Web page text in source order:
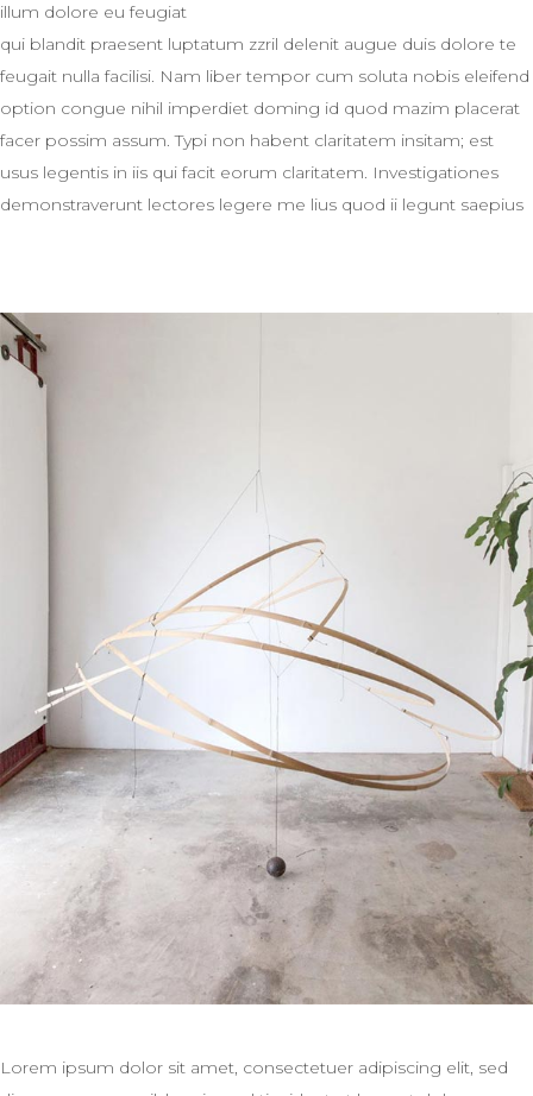
illum dolore eu feugiat
qui blandit praesent luptatum zzril delenit augue duis dolore te
feugait nulla facilisi. Nam liber tempor cum soluta nobis eleifend
option congue nihil imperdiet doming id quod mazim placerat
facer possim assum. Typi non habent claritatem insitam; est
usus legentis in iis qui facit eorum claritatem. Investigationes
demonstraverunt lectores legere me lius quod ii legunt saepius
Lorem ipsum dolor sit amet, consectetuer adipiscing elit, sed